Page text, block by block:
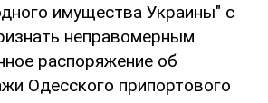
имущества Украины" с
неправомерным
распоряжение об
Одесского припортового